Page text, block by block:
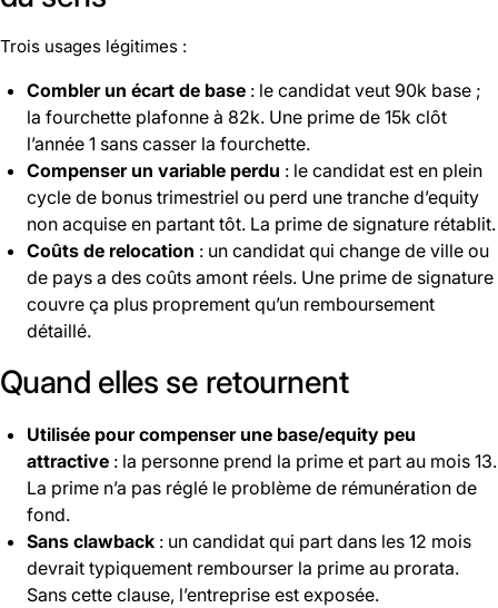
Trois usages légitimes :
Combler un écart de base : le candidat veut 90k base ;
la fourchette plafonne à 82k. Une prime de 15k clôt
l’année 1 sans casser la fourchette.
Compenser un variable perdu : le candidat est en plein
cycle de bonus trimestriel ou perd une tranche d’equity
non acquise en partant tôt. La prime de signature rétablit.
Coûts de relocation : un candidat qui change de ville ou
de pays a des coûts amont réels. Une prime de signature
couvre ça plus proprement qu’un remboursement
détaillé.
Quand elles se retournent
Utilisée pour compenser une base/equity peu
attractive : la personne prend la prime et part au mois 13.
La prime n’a pas réglé le problème de rémunération de
fond.
Sans clawback : un candidat qui part dans les 12 mois
devrait typiquement rembourser la prime au prorata.
Sans cette clause, l’entreprise est exposée.